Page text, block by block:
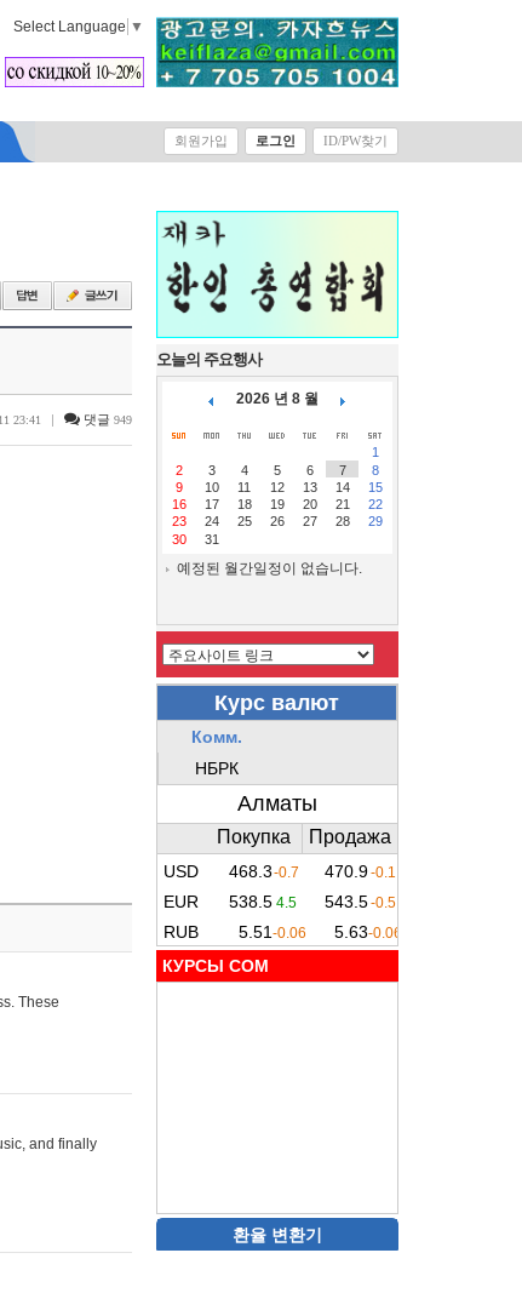
Select Language ▼
회원가입 로그인 ID/PW찾기
23:41 | 댓글 949
These
and finally
오늘의 주요행사
2026 년 8 월
1
2
3 4 5 6 7
8
9
10 11 12 13 14
15
16
17 18 19 20 21
22
23
24 25 26 27 28
29
30
31
예정된 월간일정이 없습니다.
КУРСЫ COM
환율 변환기